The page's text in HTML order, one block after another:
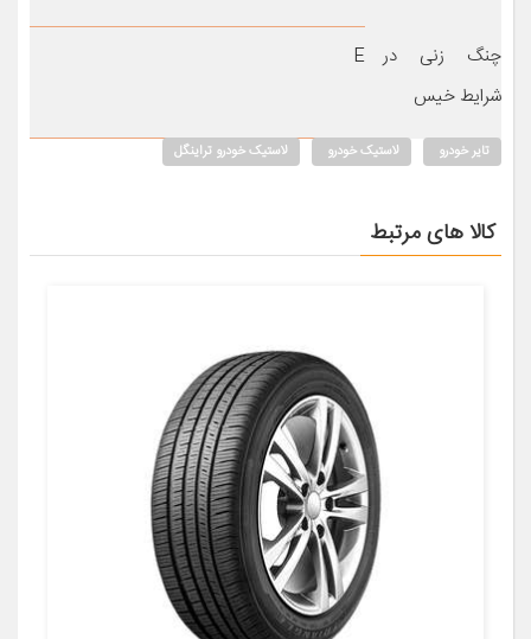
چنگ زنی در
شرایط خیس
E
تایر خودرو لاستیک خودرو لاستیک خودرو تراینگل
کالا های مرتبط